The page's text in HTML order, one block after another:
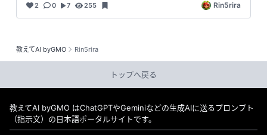
教えてAI byGMO Rin5rira
クオランタンを作ってください。 #illustration
2 0 7 255 Rin5rira
トップへ戻る
教えてAI byGMO はChatGPTやGeminiなどの生成AIに送るプロンプト
（指示文）の日本語ポータルサイトです。